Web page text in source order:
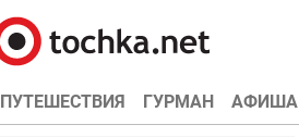
ПУТЕШЕСТВИЯ ГУРМАН АФИША